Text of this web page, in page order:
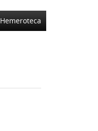
Hemeroteca